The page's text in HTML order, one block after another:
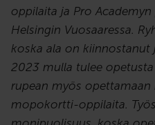
oppilaita ja Pro
Helsingin Vuosaaressa.
koska ala on kiinnostanut
2023 mulla tulee opetusta
rupean myös
mopokortti-oppilaita.